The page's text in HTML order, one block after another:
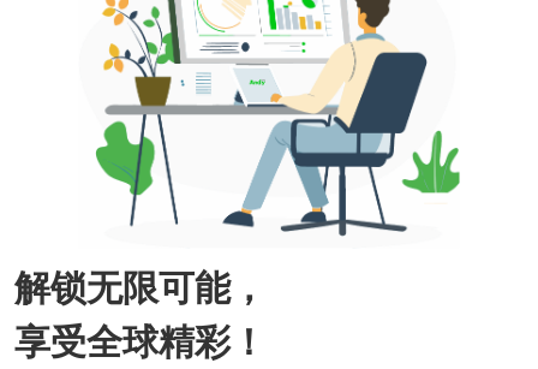
解锁无限可能，
享受全球精彩！